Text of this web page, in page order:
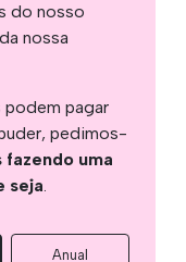
do nosso
nossa
pagar
pedimos-
fazendo uma
seja.
Anual